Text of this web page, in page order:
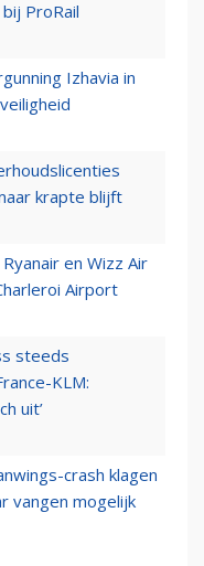
ProRail
Izhavia in
krapte blijft
en Wizz Air
Airport
steeds
KLM:
uit’
crash klagen
vangen mogelijk